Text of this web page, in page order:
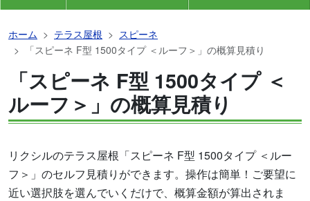
ホーム テラス屋根
スピーネ
「スピーネ F型 1500タイプ ＜ルーフ＞」の概算見積り
「スピーネ F型 1500タイプ ＜
ルーフ＞」の概算見積り
リクシルのテラス屋根「スピーネ F型 1500タイプ ＜ルー
フ＞」のセルフ見積りができます。操作は簡単！ご要望に
近い選択肢を選んでいくだけで、概算金額が算出されま